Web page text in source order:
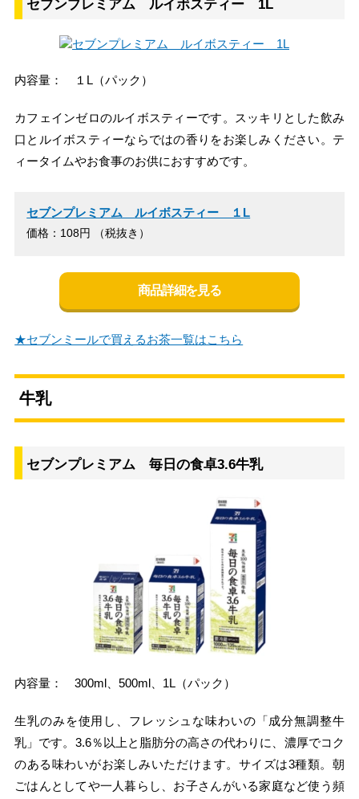
セブンプレミアム ルイボスティー 1L
内容量： １L（パック）
カフェインゼロのルイボスティーです。スッキリとした飲み
口とルイボスティーならではの香りをお楽しみください。テ
ィータイムやお食事のお供におすすめです。
セブンプレミアム ルイボスティー １L
価格：108円 （税抜き）
商品詳細を見る
★セブンミールで買えるお茶一覧はこちら
牛乳
セブンプレミアム 毎日の食卓3.6牛乳
内容量： 300ml、500ml、1L（パック）
生乳のみを使用し、フレッシュな味わいの「成分無調整牛
乳」です。3.6％以上と脂肪分の高さの代わりに、濃厚でコク
のある味わいがお楽しみいただけます。サイズは3種類。朝
ごはんとしてや一人暮らし、お子さんがいる家庭など使う頻